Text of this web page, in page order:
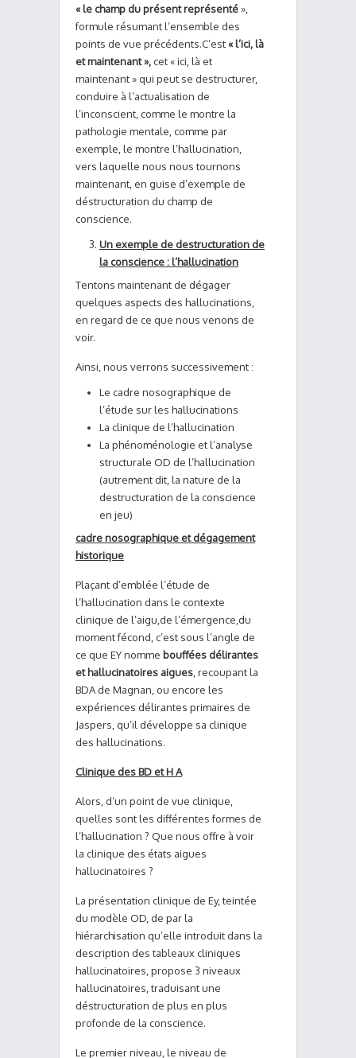
« le champ du présent représenté »,
formule résumant l’ensemble des
points de vue précédents.C’est« l’ici, là
et maintenant », cet « ici, là et
maintenant » qui peut se destructurer,
conduire à l’actualisation de
l’inconscient, comme le montre la
pathologie mentale, comme par
exemple, le montre l’hallucination,
vers laquelle nous nous tournons
maintenant, en guise d’exemple de
déstructuration du champ de
conscience.
Un exemple de destructuration de
la conscience : l’hallucination
Tentons maintenant de dégager
quelques aspects des hallucinations,
en regard de ce que nous venons de
voir.
Ainsi, nous verrons successivement :
Le cadre nosographique de
l’étude sur les hallucinations
La clinique de l’hallucination
La phénoménologie et l’analyse
structurale OD de l’hallucination
(autrement dit, la nature de la
destructuration de la conscience
en jeu)
cadre nosographique et dégagement
historique
Plaçant d’emblée l’étude de
l’hallucination dans le contexte
clinique de l’aigu,de l’émergence,du
moment fécond, c’est sous l’angle de
ce que EY nomme bouffées délirantes
et hallucinatoires aigues, recoupant la
BDA de Magnan, ou encore les
expériences délirantes primaires de
Jaspers, qu’il développe sa clinique
des hallucinations.
Clinique des BD et H A
Alors, d’un point de vue clinique,
quelles sont les différentes formes de
l’hallucination ? Que nous offre à voir
la clinique des états aigues
hallucinatoires ?
La présentation clinique de Ey, teintée
du modèle OD, de par la
hiérarchisation qu’elle introduit dans la
description des tableaux cliniques
hallucinatoires, propose 3 niveaux
hallucinatoires, traduisant une
déstructuration de plus en plus
profonde de la conscience.
Le premier niveau, le niveau de